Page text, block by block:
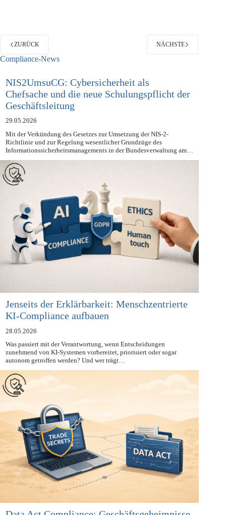
ZURÜCK
NIS2UmsuCG: Cybersicherheit als
Chefsache und die neue Schulungspflicht der
Geschäftsleitung
29.05.2026
Mit der Verkündung des Gesetzes zur Umsetzung der NIS-2-
Richtlinie und zur Regelung wesentlicher Grundzüge des
Informationssicherheitsmanagements in der Bundesverwaltung am…
Jenseits der Erklärbarkeit: Menschzentrierte
KI-Compliance aufbauen
28.05.2026
Was passiert mit der Verantwortung, wenn Entscheidungen
zunehmend von KI-Systemen vorbereitet, priorisiert oder sogar
autonom getroffen werden? Und wer trägt…